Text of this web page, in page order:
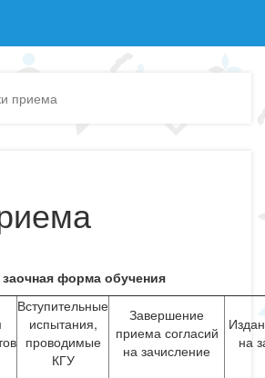
приема
форма обучения
Вступительные
испытания,
проводимые
КГУ
Завершение
приема согласий
на зачисление
на